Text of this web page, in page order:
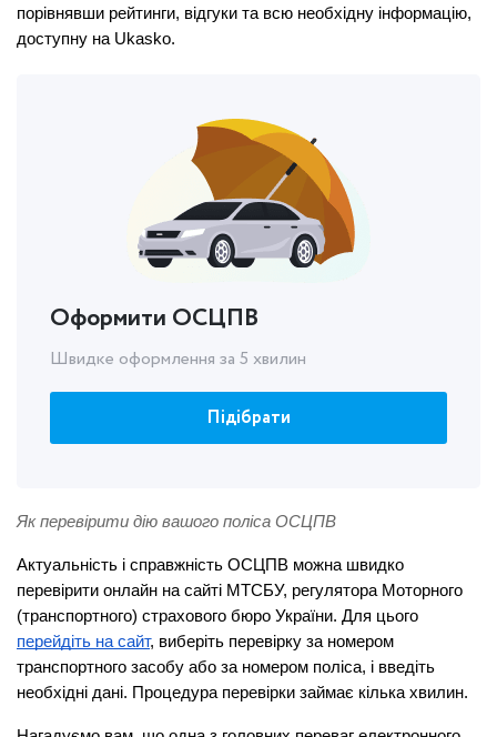
порівнявши рейтинги, відгуки та всю необхідну інформацію,
доступну на Ukasko.
Оформити ОСЦПВ
Швидке оформлення за 5 хвилин
Підібрати
Як перевірити дію вашого поліса ОСЦПВ
Актуальність і справжність ОСЦПВ можна швидко
перевірити онлайн на сайті МТСБУ, регулятора Моторного
перейдіть на сайт, виберіть перевірку за номером
транспортного засобу або за номером поліса, і введіть
необхідні дані. Процедура перевірки займає кілька хвилин.